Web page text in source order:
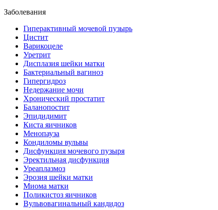
Заболевания
Гиперактивный мочевой пузырь
Цистит
Варикоцеле
Уретрит
Дисплазия шейки матки
Бактериальный вагиноз
Гипергидроз
Недержание мочи
Хронический простатит
Баланопостит
Эпидидимит
Киста яичников
Менопауза
Кондиломы вульвы
Дисфункция мочевого пузыря
Эректильная дисфункция
Уреаплазмоз
Эрозия шейки матки
Миома матки
Поликистоз яичников
Вульвовагинальный кандидоз